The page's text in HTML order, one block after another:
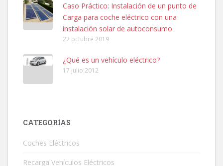
Caso Práctico: Instalación de un punto de
Carga para coche eléctrico con una
instalación solar de autoconsumo
22 octubre 2019
¿Qué es un vehículo eléctrico?
17 julio 2012
CATEGORÍAS
Coches Eléctricos
Recarga Vehículos Eléctricos